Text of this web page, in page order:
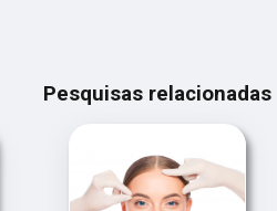
Pesquisas relacionadas